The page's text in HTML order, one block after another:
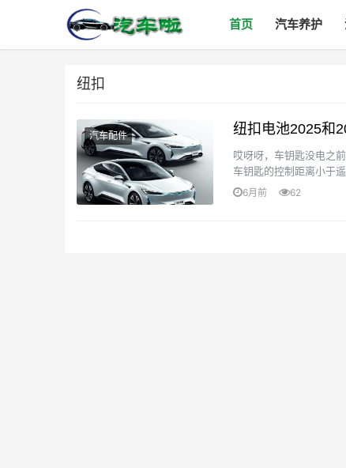
首页 汽车养护
纽扣
汽车配件 纽扣电池2025和
哎呀呀，车钥匙没电之
车钥匙的控制距离小于
啦！如guo没有液晶屏的
6月前 62